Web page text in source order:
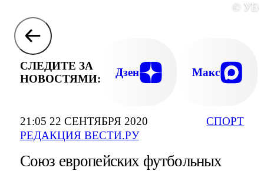
21:05 22 СЕНТЯБРЯ 2020
РЕДАКЦИЯ ВЕСТИ.РУ
СПОРТ
©
СЛЕДИТЕ ЗА
НОВОСТЯМИ:
Дзен Макс
Союз европейских футбольных